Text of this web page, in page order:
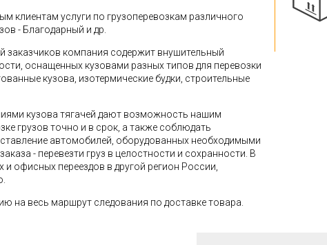
клиентам услуги по грузоперевозкам различного
- Благодарный и др.
заказчиков компания содержит внушительный
оснащенных кузовами разных типов для перевозки
кузова, изотермические будки, строительные
кузова тягачей дают возможность нашим
грузов точно и в срок, а также соблюдать
автомобилей, оборудованных необходимыми
- перевезти груз в целостности и сохранности. В
и офисных переездов в другой регион России,
на весь маршрут следования по доставке товара.